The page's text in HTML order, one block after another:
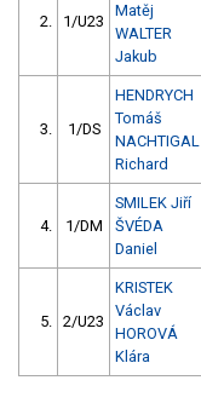
2. 1/U23
Matěj
WALTER
Jakub
3. 1/DS
HENDRYCH
Tomáš
NACHTIGAL
Richard
4. 1/DM
SMILEK Jiří
ŠVÉDA
Daniel
5. 2/U23
KRISTEK
Václav
HOROVÁ
Klára